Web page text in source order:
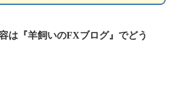
『羊飼いのFXブログ』でどう